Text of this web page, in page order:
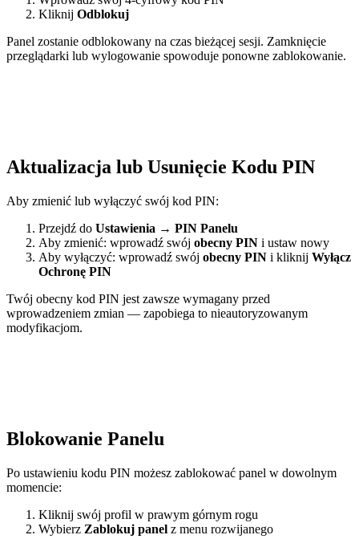
Kliknij Odblokuj
Panel zostanie odblokowany na czas bieżącej sesji. Zamknięcie
przeglądarki lub wylogowanie spowoduje ponowne zablokowanie.
Aktualizacja lub Usunięcie Kodu PIN
Aby zmienić lub wyłączyć swój kod PIN:
Przejdź do Ustawienia → PIN Panelu
Aby zmienić: wprowadź swój obecny PIN i ustaw nowy
Aby wyłączyć: wprowadź swój obecny PIN i kliknij Wyłącz
Ochronę PIN
Twój obecny kod PIN jest zawsze wymagany przed
wprowadzeniem zmian — zapobiega to nieautoryzowanym
modyfikacjom.
Blokowanie Panelu
Po ustawieniu kodu PIN możesz zablokować panel w dowolnym
momencie:
Kliknij swój profil w prawym górnym rogu
Wybierz Zablokuj panel z menu rozwijanego